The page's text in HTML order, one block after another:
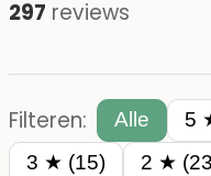
297 reviews
Filteren: Alle 5
3 ★ (15)
2 ★